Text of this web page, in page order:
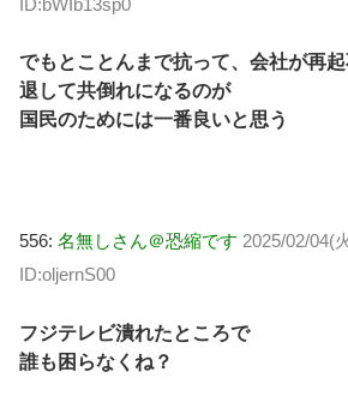
でもとことんまで抗って、会社が再
退して共倒れになるのが
国民のためには一番良いと思う
556: 名無しさん＠恐縮です 2025/02/04(
ID:oljernS00
フジテレビ潰れたところで
誰も困らなくね？